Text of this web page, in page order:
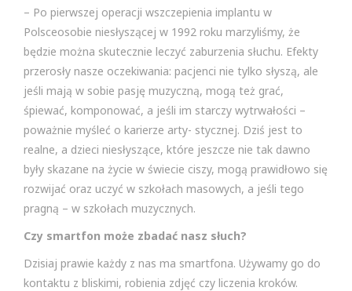
– Po pierwszej operacji wszczepienia implantu w
Polsceosobie niesłyszącej w 1992 roku marzyliśmy, że
będzie można skutecznie leczyć zaburzenia słuchu. Efekty
przerosły nasze oczekiwania: pacjenci nie tylko słyszą, ale
jeśli mają w sobie pasję muzyczną, mogą też grać,
śpiewać, komponować, a jeśli im starczy wytrwałości –
poważnie myśleć o karierze arty- stycznej. Dziś jest to
realne, a dzieci niesłyszące, które jeszcze nie tak dawno
były skazane na życie w świecie ciszy, mogą prawidłowo się
rozwijać oraz uczyć w szkołach masowych, a jeśli tego
pragną – w szkołach muzycznych.
Czy smartfon może zbadać nasz słuch?
Dzisiaj prawie każdy z nas ma smartfona. Używamy go do
kontaktu z bliskimi, robienia zdjęć czy liczenia kroków.